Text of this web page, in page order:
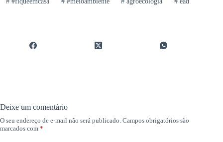
Deixe um comentário
O seu endereço de e-mail não será publicado. Campos obrigatórios são
marcados com *